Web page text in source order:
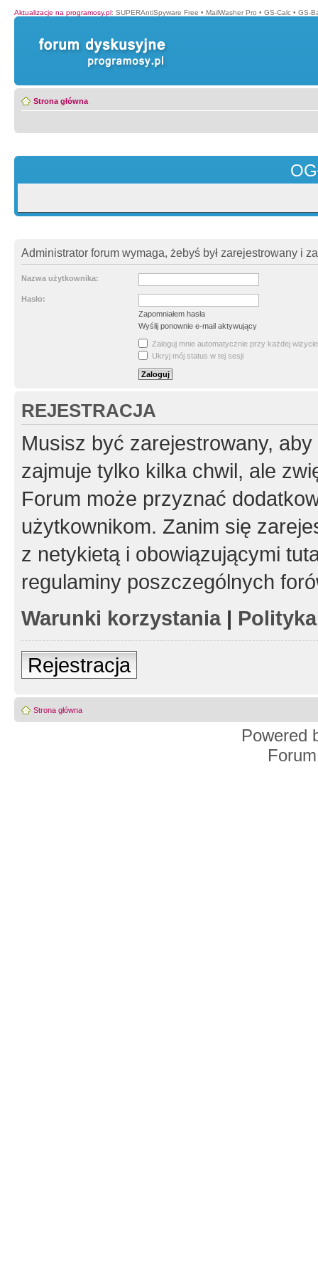
Aktualizacje na programosy.pl: SUPERAntiSpyware Free • MailWasher Pro • GS-Calc • GS-
Strona główna
Administrator forum wymaga, żebyś był zarejestrowany i
Nazwa użytkownika:
Hasło:
Zapomniałem hasła
Wyślij ponownie e-mail aktywujący
Zaloguj mnie automatycznie przy każdej wizycie
Ukryj mój status w tej sesji
REJESTRACJA
Musisz być zarejestrowany,
zajmuje tylko kilka chwil, ale
Forum może przyznać
użytkownikom. Zanim się
z netykietą i obowiązującymi
regulaminy poszczególnych
Warunki korzystania|
Rejestracja
Strona główna
Powered